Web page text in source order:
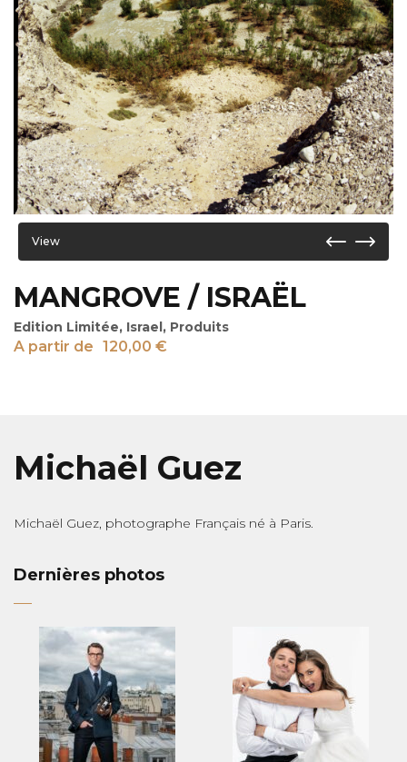
View
MANGROVE / ISRAËL
Edition Limitée, Israel, Produits
A partir de 120,00 €
Michaël Guez
Michaël Guez, photographe Français né à Paris.
Dernières photos